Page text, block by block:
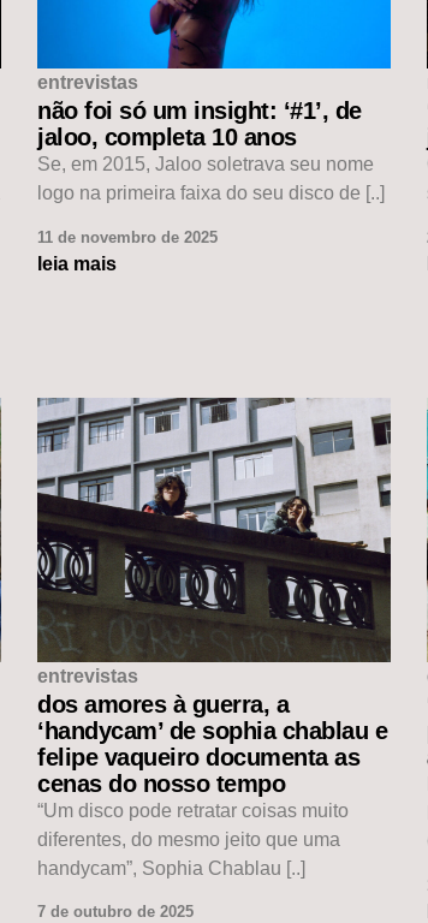
entrevistas
não foi só um insight: ‘#1’, de
jaloo, completa 10 anos
Se, em 2015, Jaloo soletrava seu nome
logo na primeira faixa do seu disco de [..]
11 de novembro de 2025
leia mais
entrevistas
dos amores à guerra, a
‘handycam’ de sophia chablau e
felipe vaqueiro documenta as
cenas do nosso tempo
“Um disco pode retratar coisas muito
diferentes, do mesmo jeito que uma
handycam”, Sophia Chablau [..]
7 de outubro de 2025